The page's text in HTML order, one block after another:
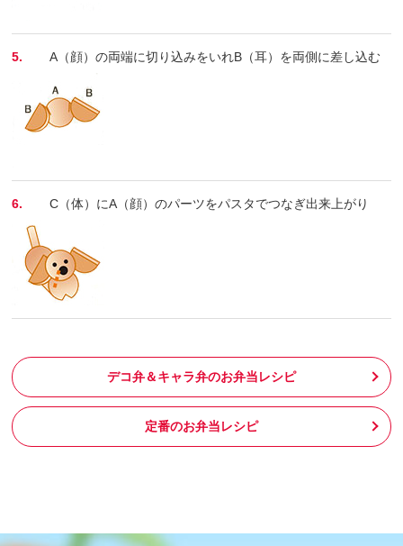
5. A（顔）の両端に切り込みをいれB（耳）を両側に差し込む
6. C（体）にA（顔）のパーツをパスタでつなぎ出来上がり
デコ弁＆キャラ弁のお弁当レシピ
定番のお弁当レシピ